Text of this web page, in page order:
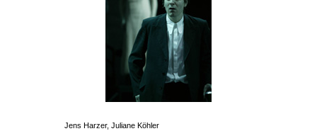
Jens Harzer, Juliane Köhler